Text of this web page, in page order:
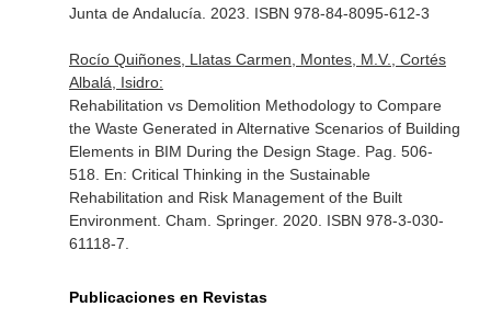
Junta de Andalucía. 2023. ISBN 978-84-8095-612-3
Rocío Quiñones, Llatas Carmen, Montes, M.V., Cortés
Albalá, Isidro:
Rehabilitation vs Demolition Methodology to Compare
the Waste Generated in Alternative Scenarios of Building
Elements in BIM During the Design Stage. Pag. 506-
518. En: Critical Thinking in the Sustainable
Rehabilitation and Risk Management of the Built
Environment. Cham. Springer. 2020. ISBN 978-3-030-
61118-7.
Publicaciones en Revistas